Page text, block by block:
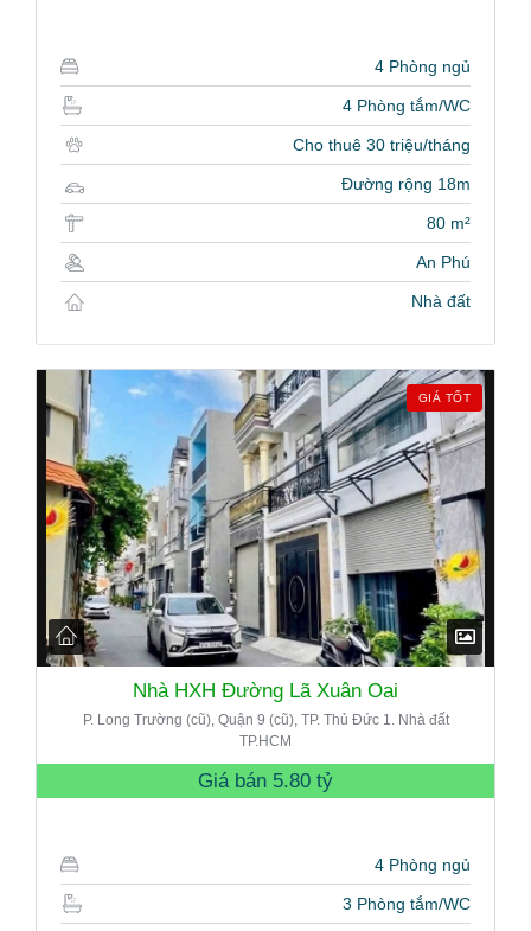
4 Phòng ngủ
4 Phòng tắm/WC
Cho thuê 30 triệu/tháng
Đường rộng 18m
80 m²
An Phú
Nhà đất
GIÁ TỐT
Nhà HXH Đường Lã Xuân Oai
P. Long Trường (cũ), Quận 9 (cũ), TP. Thủ Đức 1. Nhà đất
TP.HCM
Giá bán 5.80 tỷ
4 Phòng ngủ
3 Phòng tắm/WC